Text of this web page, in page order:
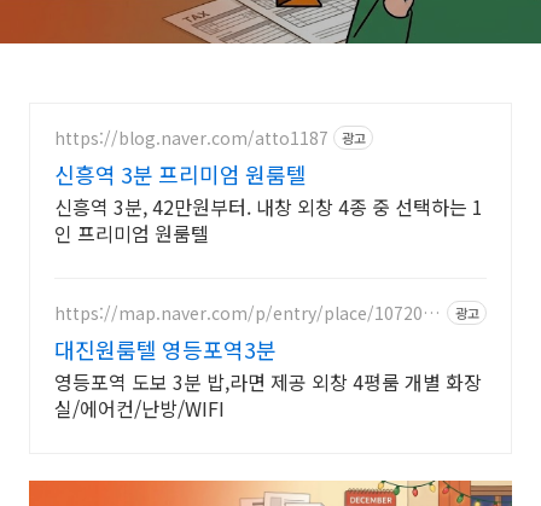
https://blog.naver.com/atto1187 광고
신흥역 3분 프리미엄 원룸텔
신흥역 3분, 42만원부터. 내창 외창 4종 중 선택하는 1
인 프리미엄 원룸텔
https://map.naver.com/p/entry/place/1072073
광고
대진원룸텔 영등포역3분
영등포역 도보 3분 밥,라면 제공 외창 4평룸 개별 화장
실/에어컨/난방/WIFI